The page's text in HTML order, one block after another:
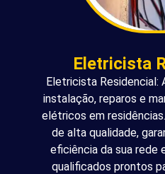
Eletricista
Eletricista Residencial:
instalação, reparos e
elétricos em
de alta qualidade,
eficiência da sua rede
qualificados prontos